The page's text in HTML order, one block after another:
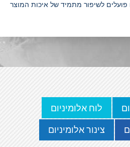
לוח אלומיניום
צינור אלומיניום